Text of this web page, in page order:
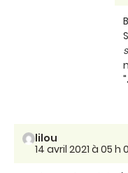
lilou
14 avril 2021 à 05 h